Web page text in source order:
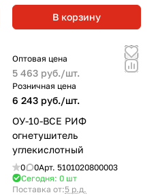
В корзину
Оптовая цена
5 463 руб./шт.
Розничная цена
6 243 руб./шт.
ОУ-10-BCE РИФ
огнетушитель
углекислотный
0 0Арт. 5101020800003
Сегодня: 0 шт
Поставка от:5 р.д.